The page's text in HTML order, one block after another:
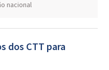
nacional
dos CTT para